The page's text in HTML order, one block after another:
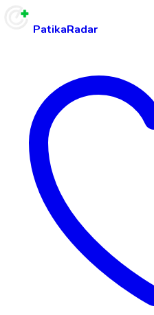
PatikaRadar